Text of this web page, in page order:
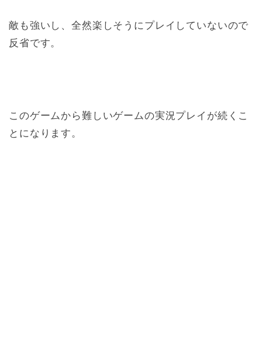
敵も強いし、全然楽しそうにプレイしていないので
反省です。
このゲームから難しいゲームの実況プレイが続くこ
とになります。